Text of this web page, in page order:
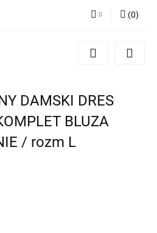
Zaloguj się
(0)
DAMSKI DRES
BLUZA
/ rozm L